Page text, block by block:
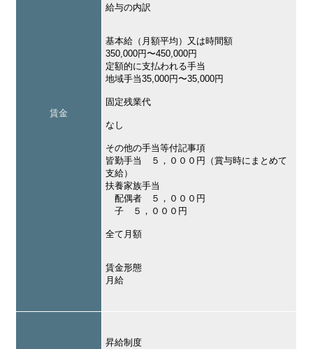
賃金
給与の内訳
基本給（月額平均）又は時間額
350,000円〜450,000円
定額的に支払われる手当
地域手当35,000円〜35,000円
固定残業代
なし
その他の手当等付記事項
皆勤手当 ５，０００円（賞与時にまとめて
支給）
扶養家族手当
配偶者 ５，０００円
子 ５，０００円
全て月額
賃金形態
月給
昇給制度